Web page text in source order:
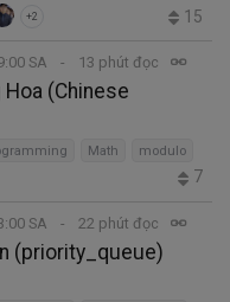
+2 15
SA 13 phút đọc
Hoa (Chinese
Math modulo
7
SA 22 phút đọc
(priority_queue)